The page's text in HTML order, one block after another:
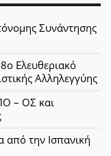
Συνάντησης
Ελευθεριακό
Αλληλεγγύης
– ΟΣ και
την Ισπανική